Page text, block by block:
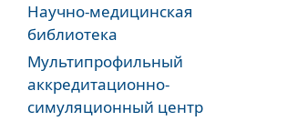
Научно-медицинская
библиотека
Мультипрофильный
аккредитационно-
симуляционный центр